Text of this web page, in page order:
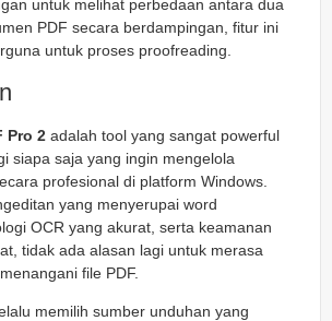
untuk melihat perbedaan antara dua
PDF secara berdampingan, fitur ini
untuk proses proofreading
Pro 2 adalah tool yang sangat powerful
siapa saja yang ingin mengelola
profesional di platform Windows.
yang menyerupai word
OCR yang akurat, serta keamanan
tidak ada alasan lagi untuk merasa
file PDF.
memilih sumber unduhan yang